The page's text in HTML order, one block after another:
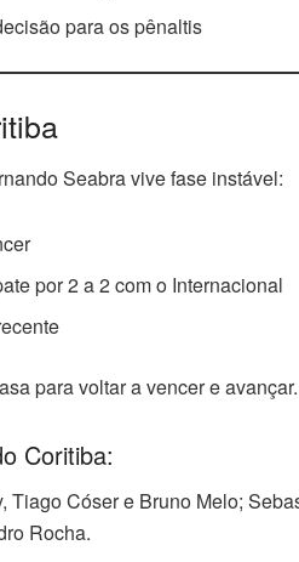
para os pênaltis
Seabra vive fase instável:
por 2 a 2 com o Internacional
para voltar a vencer e avançar.
Coritiba:
Tiago Cóser e Bruno Melo;
Rocha.